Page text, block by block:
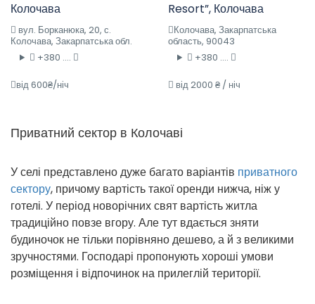
Колочава
вул. Борканюка, 20, с.
Колочава, Закарпатська обл.
+380 ....
від 600₴/ніч
Resort”, Колочава
Колочава, Закарпатська
область, 90043
+380 ....
від 2000 ₴ / ніч
Приватний сектор в Колочаві
У селі представлено дуже багато варіантів приватного
сектору, причому вартість такої оренди нижча, ніж у
готелі. У період новорічних свят вартість житла
традиційно повзе вгору. Але тут вдається зняти
будиночок не тільки порівняно дешево, а й з великими
зручностями. Господарі пропонують хороші умови
розміщення і відпочинок на прилеглій території.